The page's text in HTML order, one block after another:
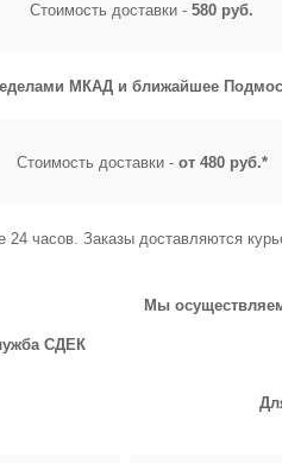
Стоимость доставки - 580 руб.
МКАД и ближайшее
Стоимость доставки - от 480 руб.*
24 часов. Заказы доставляются
Мы